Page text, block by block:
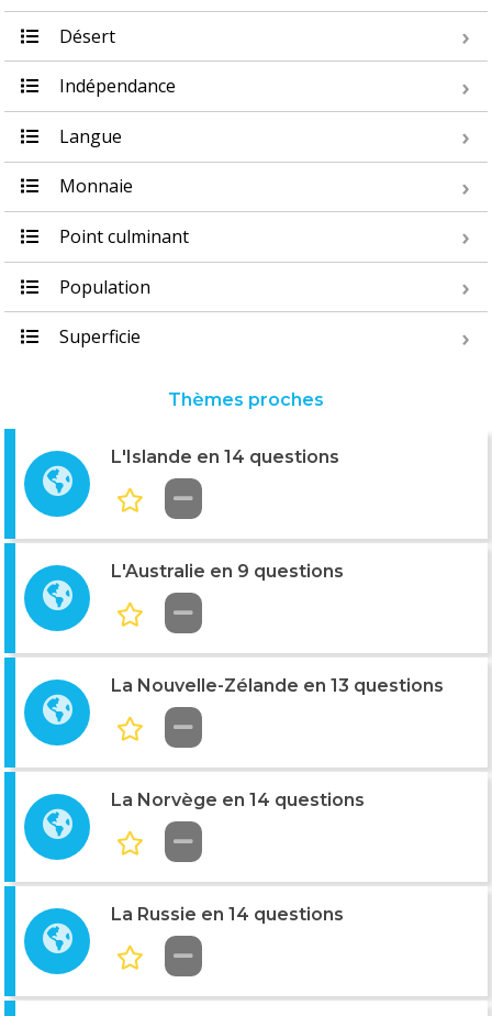
Désert
Indépendance
Langue
Monnaie
Point culminant
Population
Superficie
Thèmes proches
L'Islande en 14 questions
L'Australie en 9 questions
La Nouvelle-Zélande en 13 questions
La Norvège en 14 questions
La Russie en 14 questions